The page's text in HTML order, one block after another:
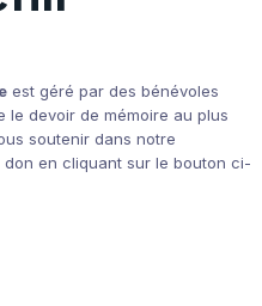
est géré par des bénévoles
le devoir de mémoire au plus
soutenir dans notre
en cliquant sur le bouton ci-